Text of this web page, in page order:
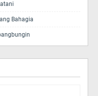
Bahagia